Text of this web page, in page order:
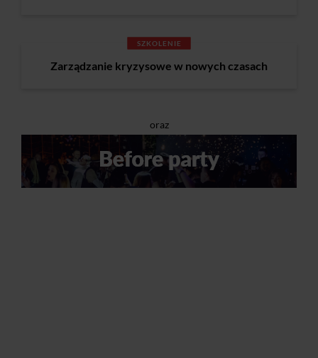
SZKOLENIE
Zarządzanie kryzysowe w nowych czasach
oraz